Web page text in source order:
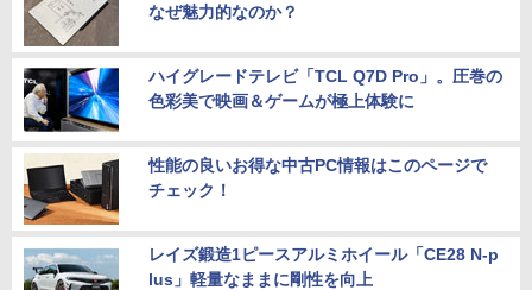
なぜ魅力的なのか？
ハイグレードテレビ「TCL Q7D Pro」。圧巻の
色彩美で映画＆ゲームが極上体験に
性能の良いお得な中古PC情報はこのページで
チェック！
レイズ鍛造1ピースアルミホイール「CE28 N-p
lus」軽量なままに剛性を向上